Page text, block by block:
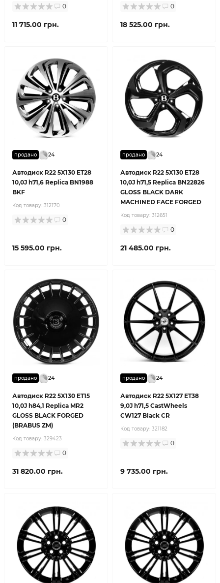
0
11 715.00 грн.
0
18 525.00 грн.
продано 24
Автодиск R22 5X130 ET28
10,0J h71,6 Replica BN1988
BKF
Код товару: 312170
0
15 595.00 грн.
продано 24
Автодиск R22 5X130 ET28
10,0J h71,5 Replica BN22826
GLOSS BLACK DARK
MACHINED FACE FORGED
Код товару: 312651
0
21 485.00 грн.
продано 24
Автодиск R22 5X130 ET15
10,0J h84,1 Replica MR2
GLOSS BLACK FORGED
(BRABUS ZM)
Код товару: 329423
0
31 820.00 грн.
продано 24
Автодиск R22 5X127 ET38
9,0J h71,5 CastWheels
CW127 Black CR
Код товару: 321182
0
9 735.00 грн.